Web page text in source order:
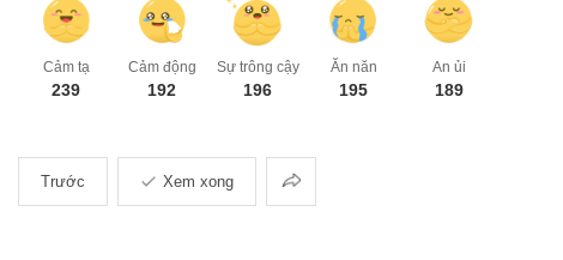
Cảm tạ
239
Cảm động
192
Sự trông cậy
196
Ăn năn
195
An ủi
189
Trước Xem xong
Chia
sẻ